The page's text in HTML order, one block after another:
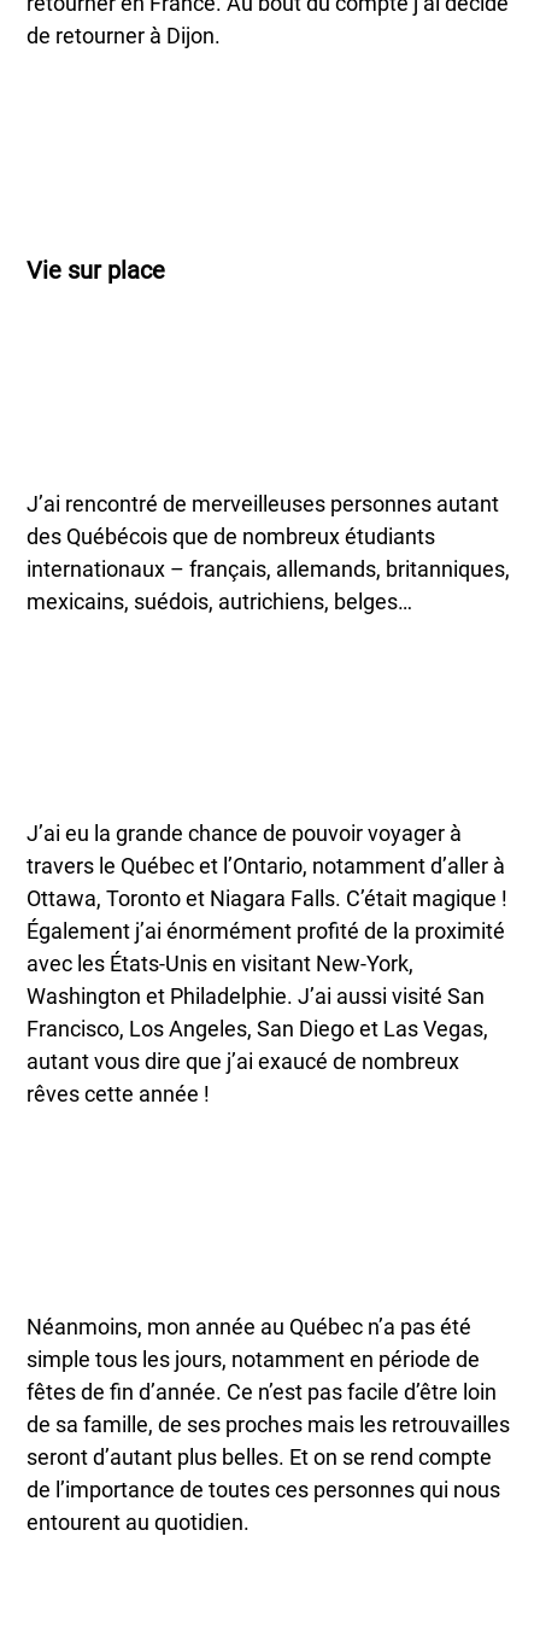
de retourner à Dijon.
Vie sur place
J’ai rencontré de merveilleuses personnes autant
des Québécois que de nombreux étudiants
internationaux – français, allemands, britanniques,
mexicains, suédois, autrichiens, belges…
J’ai eu la grande chance de pouvoir voyager à
travers le Québec et l’Ontario, notamment d’aller à
Ottawa, Toronto et Niagara Falls. C’était magique !
Également j’ai énormément profité de la proximité
avec les États-Unis en visitant New-York,
Washington et Philadelphie. J’ai aussi visité San
Francisco, Los Angeles, San Diego et Las Vegas,
autant vous dire que j’ai exaucé de nombreux
rêves cette année !
Néanmoins, mon année au Québec n’a pas été
simple tous les jours, notamment en période de
fêtes de fin d’année. Ce n’est pas facile d’être loin
de sa famille, de ses proches mais les retrouvailles
seront d’autant plus belles. Et on se rend compte
de l’importance de toutes ces personnes qui nous
entourent au quotidien.